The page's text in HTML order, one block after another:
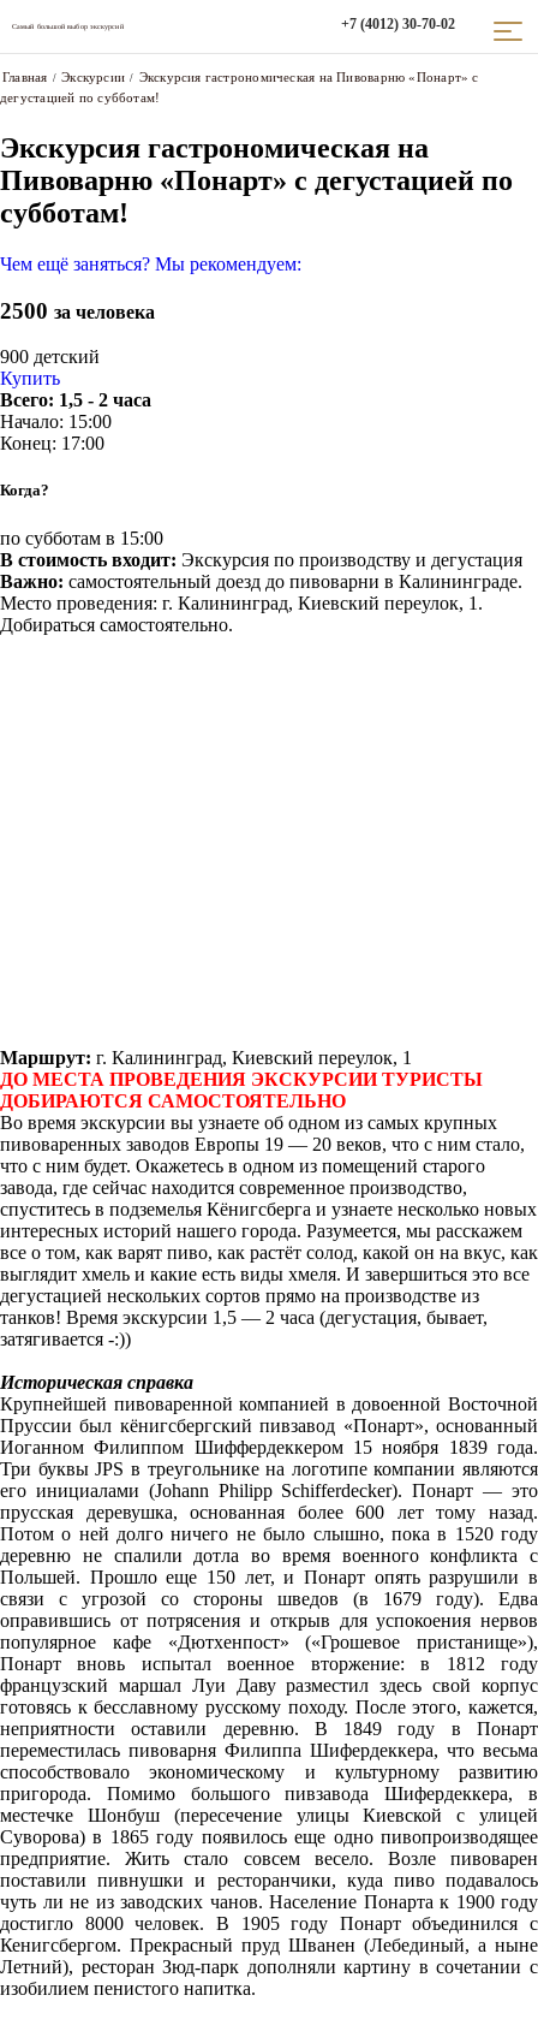
Самый большой выбор экскурсий +7 (4012) 30-70-02
Главная / Экскурсии / Экскурсия гастрономическая на Пивоварню «Понарт» с
дегустацией по субботам!
Экскурсия гастрономическая на
Пивоварню «Понарт» с дегустацией по
субботам!
Чем ещё заняться? Мы рекомендуем:
2500 за человека
900 детский
Купить
Всего: 1,5 - 2 часа
Начало: 15:00
Конец: 17:00
Когда?
по субботам в 15:00
В стоимость входит: Экскурсия по производству и дегустация
Важно: самостоятельный доезд до пивоварни в Калининграде.
Место проведения: г. Калининград, Киевский переулок, 1.
Добираться самостоятельно.
Маршрут: г. Калининград, Киевский переулок, 1
ДО МЕСТА ПРОВЕДЕНИЯ ЭКСКУРСИИ ТУРИСТЫ
ДОБИРАЮТСЯ САМОСТОЯТЕЛЬНО
Во время экскурсии вы узнаете об одном из самых крупных
пивоваренных заводов Европы 19 — 20 веков, что с ним стало,
что с ним будет. Окажетесь в одном из помещений старого
завода, где сейчас находится современное производство,
спуститесь в подземелья Кёнигсберга и узнаете несколько новых
интересных историй нашего города. Разумеется, мы расскажем
все о том, как варят пиво, как растёт солод, какой он на вкус, как
выглядит хмель и какие есть виды хмеля. И завершиться это все
дегустацией нескольких сортов прямо на производстве из
танков! Время экскурсии 1,5 — 2 часа (дегустация, бывает,
затягивается -:))
Историческая справка
Крупнейшей пивоваренной компанией в довоенной Восточной
Пруссии был кёнигсбергский пивзавод «Понарт», основанный
Иоганном Филиппом Шиффердеккером 15 ноября 1839 года.
Три буквы JPS в треугольнике на логотипе компании являются
его инициалами (Johann Philipp Schifferdecker). Понарт — это
прусская деревушка, основанная более 600 лет тому назад.
Потом о ней долго ничего не было слышно, пока в 1520 году
деревню не спалили дотла во время военного конфликта с
Польшей. Прошло еще 150 лет, и Понарт опять разрушили в
связи с угрозой со стороны шведов (в 1679 году). Едва
оправившись от потрясения и открыв для успокоения нервов
популярное кафе «Дютхенпост» («Грошевое пристанище»),
Понарт вновь испытал военное вторжение: в 1812 году
французский маршал Луи Даву разместил здесь свой корпус
готовясь к бесславному русскому походу. После этого, кажется,
неприятности оставили деревню. В 1849 году в Понарт
переместилась пивоварня Филиппа Шифердеккера, что весьма
способствовало экономическому и культурному развитию
пригорода. Помимо большого пивзавода Шифердеккера, в
местечке Шонбуш (пересечение улицы Киевской с улицей
Суворова) в 1865 году появилось еще одно пивопроизводящее
предприятие. Жить стало совсем весело. Возле пивоварен
поставили пивнушки и ресторанчики, куда пиво подавалось
чуть ли не из заводских чанов. Население Понарта к 1900 году
достигло 8000 человек. В 1905 году Понарт объединился с
Кенигсбергом. Прекрасный пруд Шванен (Лебединый, а ныне
Летний), ресторан Зюд-парк дополняли картину в сочетании с
изобилием пенистого напитка.